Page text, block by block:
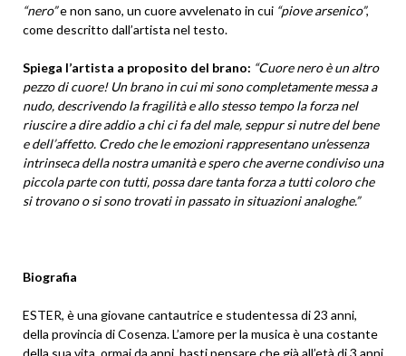
“nero”e non sano, un cuore avvelenato in cui “piove arsenico”,
come descritto dall’artista nel testo.
Spiega l’artista a proposito del brano: “Cuore nero è un altro
pezzo di cuore! Un brano in cui mi sono completamente messa a
nudo, descrivendo la fragilità e allo stesso tempo la forza nel
riuscire a dire addio a chi ci fa del male, seppur si nutre del bene
e dell’affetto. Credo che le emozioni rappresentano un’essenza
intrinseca della nostra umanità e spero che averne condiviso una
piccola parte con tutti, possa dare tanta forza a tutti coloro che
si trovano o si sono trovati in passato in situazioni analoghe.”
Biografia
ESTER, è una giovane cantautrice e studentessa di 23 anni,
della provincia di Cosenza. L’amore per la musica è una costante
della sua vita, ormai da anni, basti pensare che già all’età di 3 anni